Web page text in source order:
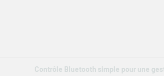
Contrôle Bluetooth simple pour une